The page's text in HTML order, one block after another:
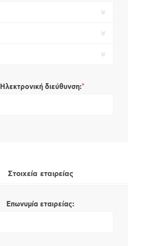
Ηλεκτρονική διεύθυνση:*
Στοιχεία εταιρείας
Επωνυμία εταιρείας: